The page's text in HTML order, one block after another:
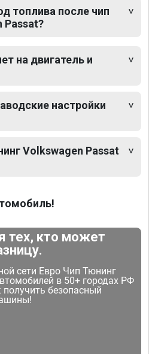
топлива после чип
Passat?
на двигатель и
настройки
Volkswagen Passat
тех, кто может
сети Евро Чип Тюнинг
в 50+ городах РФ
безопасный